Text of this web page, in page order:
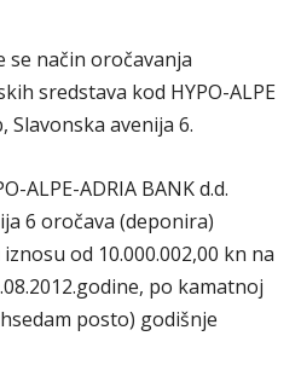
se način oročavanja
sredstava kod HYPO-ALPE
Slavonska avenija 6.
ALPE-ADRIA BANK d.d.
6 oročava (deponira)
od 10.000.002,00 kn na
po kamatnoj
posto) godišnje